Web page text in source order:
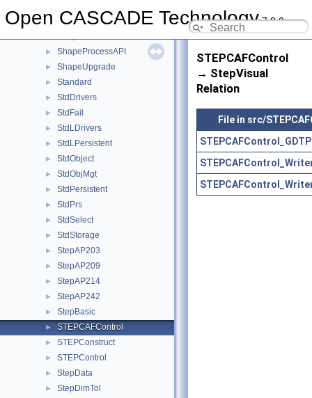
Open CASCADE Technology7.9.0
ShapePersistent
► ShapeProcessAPI
► ShapeUpgrade
► Standard
► StdDrivers
► StdFail
► StdLDrivers
► StdLPersistent
► StdObject
► StdObjMgt
► StdPersistent
► StdPrs
► StdSelect
► StdStorage
► StepAP203
► StepAP209
► StepAP214
► StepAP242
► StepBasic
► STEPCAFControl
► STEPConstruct
► STEPControl
► StepData
► StepDimTol
STEPCAFControl
→ StepVisual
Relation
File in src/